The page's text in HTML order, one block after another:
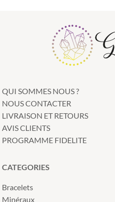
QUI SOMMES NOUS ?
NOUS CONTACTER
LIVRAISON ET RETOURS
AVIS CLIENTS
PROGRAMME FIDELITE
CATEGORIES
Bracelets
Minéraux